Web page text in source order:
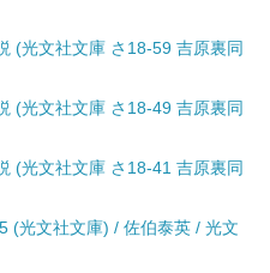
(光文社文庫 さ18-59 吉原裏同
(光文社文庫 さ18-49 吉原裏同
(光文社文庫 さ18-41 吉原裏同
(光文社文庫) / 佐伯泰英 / 光文